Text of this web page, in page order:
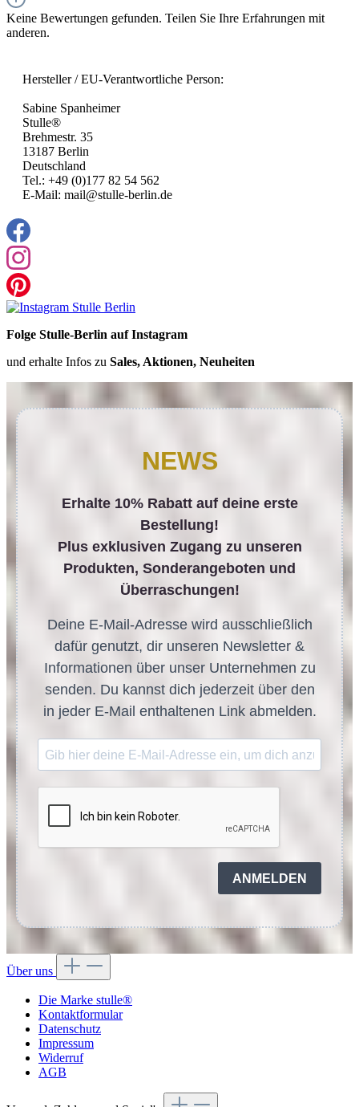
Keine Bewertungen gefunden. Teilen Sie Ihre Erfahrungen mit
anderen.
Hersteller / EU-Verantwortliche Person:
Sabine Spanheimer
Stulle®
Brehmestr. 35
13187 Berlin
Deutschland
Tel.: +49 (0)177 82 54 562
E-Mail: mail@stulle-berlin.de
Folge Stulle-Berlin auf Instagram
und erhalte Infos zu Sales, Aktionen, Neuheiten
NEWS
Erhalte 10% Rabatt auf deine erste
Bestellung!
Plus exklusiven Zugang zu unseren
Produkten, Sonderangeboten und
Überraschungen!
Deine E-Mail-Adresse wird ausschließlich
dafür genutzt, dir unseren Newsletter &
Informationen über unser Unternehmen zu
senden. Du kannst dich jederzeit über den
in jeder E-Mail enthaltenen Link abmelden.
ANMELDEN
Über uns
Die Marke stulle®
Kontaktformular
Datenschutz
Impressum
Widerruf
AGB